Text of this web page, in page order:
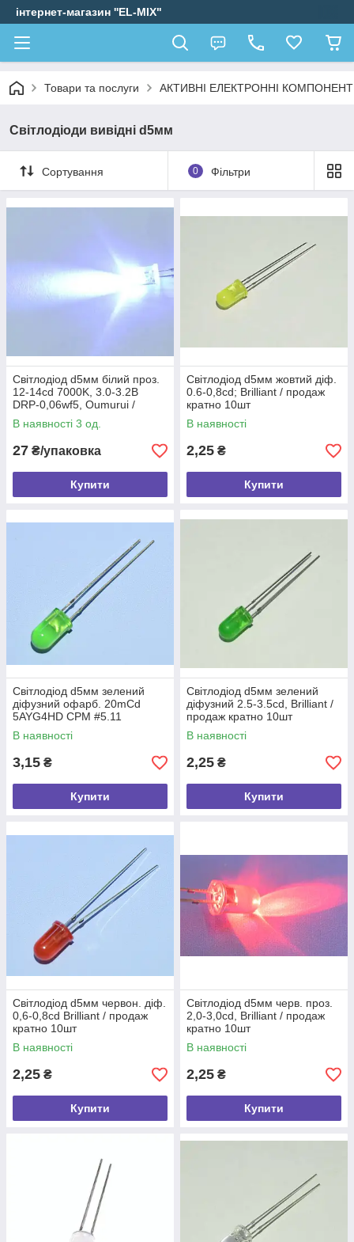
інтернет-магазин ''EL-MIX"
Товари та послуги АКТИВНІ ЕЛЕКТРОННІ
Світлодіоди вивідні d5мм
Сортування 0 Фільтри
Світлодіод d5мм білий проз.
12-14cd 7000K, 3.0-3.2В
DRP-0,06wf5, Oumurui /
уп.10шт
В наявності 3 од.
27 ₴/упаковка
Купити
Світлодіод d5мм жовтий діф.
0.6-0,8cd; Brilliant / продаж
кратно 10шт
В наявності
2,25 ₴
Купити
Світлодіод d5мм зелений
діфузний офарб. 20mCd
5AYG4HD CPM #5.11
В наявності
3,15 ₴
Купити
Світлодіод d5мм зелений
діфузний 2.5-3.5сd, Brilliant /
продаж кратно 10шт
В наявності
2,25 ₴
Купити
Світлодіод d5мм червон. діф.
0,6-0,8cd Brilliant / продаж
кратно 10шт
В наявності
2,25 ₴
Купити
Світлодіод d5мм черв. проз.
2,0-3,0cd, Brilliant / продаж
кратно 10шт
В наявності
2,25 ₴
Купити